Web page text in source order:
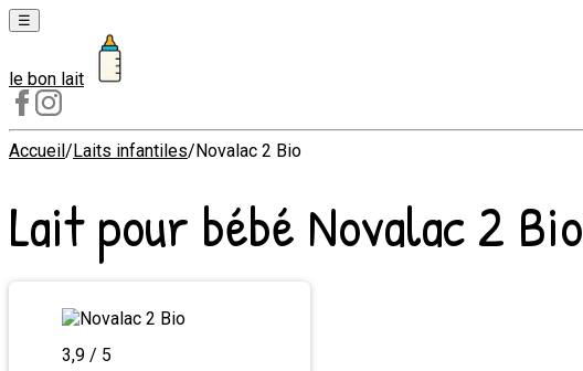
☰
Laits
1er
âge
2e
âge
croissance
le bon lait
Accueil/Laits infantiles/Novalac 2 Bio
Lait pour bébé Novalac 2 Bio
3,9 / 5